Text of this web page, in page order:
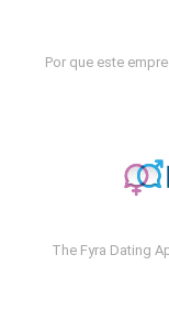
Por que este
The Fyra Dating